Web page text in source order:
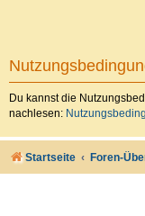
Du kannst die
nachlesen:
Startseite Foren-